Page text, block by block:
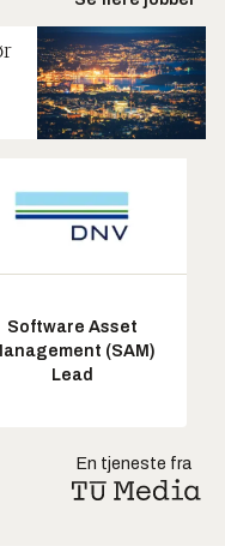
Software Asset
(SAM)
Lead
En tjeneste fra